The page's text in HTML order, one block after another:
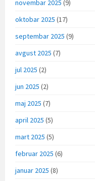
novembar 2025 (9)
oktobar 2025 (17)
septembar 2025 (9)
avgust 2025 (7)
jul 2025 (2)
jun 2025 (2)
maj 2025 (7)
april 2025 (5)
mart 2025 (5)
februar 2025 (6)
januar 2025 (8)